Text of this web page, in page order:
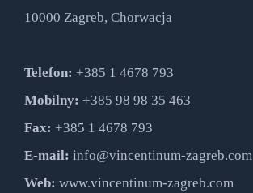
10000 Zagreb, Chorwacja
Telefon: +385 1 4678 793
Mobilny: +385 98 98 35 463
Fax: +385 1 4678 793
E-mail: info@vincentinum-zagreb.com
Web: www.vincentinum-zagreb.com